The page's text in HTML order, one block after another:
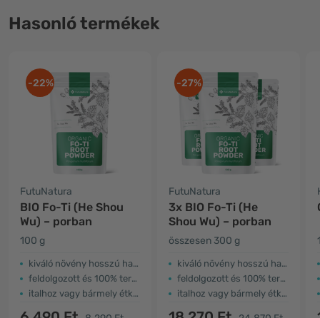
Hasonló termékek
-22%
FutuNatura
BIO Fo-Ti (He Shou
Wu) – porban
100 g
kiváló növény hosszú hagyománnyal
feldolgozott és 100% természetes He Shou Wu
italhoz vagy bármely étkezés kiegészítéséhez
-27%
FutuNatura
3x BIO Fo-Ti (He
Shou Wu) – porban
összesen 300 g
kiváló növény hosszú hagyománnyal
feldolgozott és 100% természetes He Shou Wu
italhoz vagy bármely étkezés kiegészítéséhez